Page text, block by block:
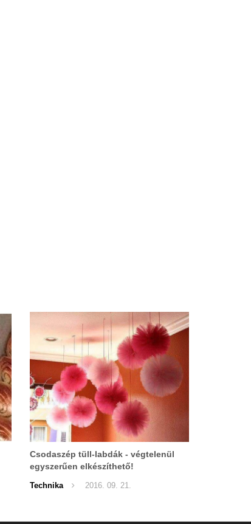
Csodaszép tüll-labdák - végtelenül
egyszerűen elkészíthető!
Technika 2016. 09. 21.